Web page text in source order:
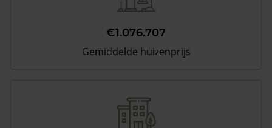
€1.076.707
Gemiddelde huizenprijs